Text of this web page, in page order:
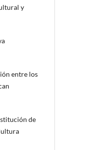
y
entre los
de